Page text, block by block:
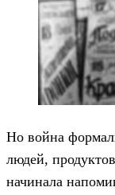
Но война
людей,
начинала